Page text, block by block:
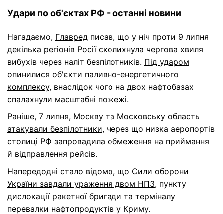
Удари по об'єктах РФ - останні новини
Нагадаємо, Главред писав, що у ніч проти 9 липня
декілька регіонів Росії сколихнула чергова хвиля
вибухів через наліт безпілотників. Під ударом
опинилися об'єкти паливно-енергетичного
комплексу, внаслідок чого на двох нафтобазах
спалахнули масштабні пожежі.
Раніше, 7 липня, Москву та Московську область
атакували безпілотники, через що низка аеропортів
столиці РФ запровадила обмеження на приймання
й відправлення рейсів.
Напередодні стало відомо, що Сили оборони
України завдали ураження двом НПЗ, пункту
дислокації ракетної бригади та терміналу
перевалки нафтопродуктів у Криму.